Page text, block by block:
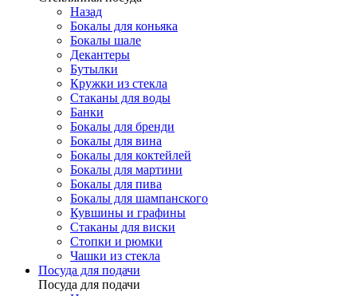
Назад
Бокалы для коньяка
Бокалы шале
Декантеры
Бутылки
Кружки из стекла
Стаканы для воды
Банки
Бокалы для бренди
Бокалы для вина
Бокалы для коктейлей
Бокалы для мартини
Бокалы для пива
Бокалы для шампанского
Кувшины и графины
Стаканы для виски
Стопки и рюмки
Чашки из стекла
Посуда для подачи
Посуда для подачи